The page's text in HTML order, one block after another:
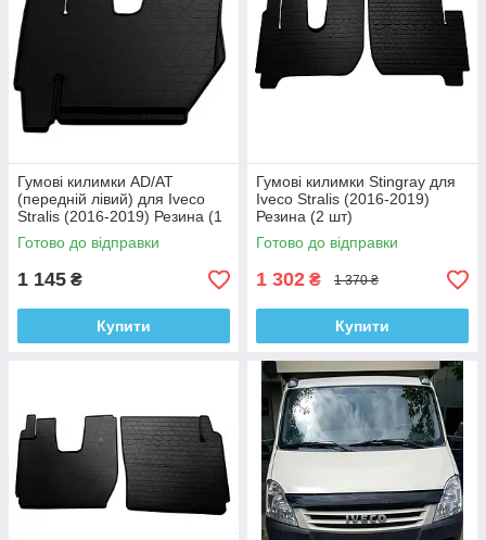
Гумові килимки AD/AT
(передній лівий) для Iveco
Stralis (2016-2019) Резина (1
шт)
Готово до відправки
1 145 ₴
Купити
Гумові килимки Stingray для
Iveco Stralis (2016-2019)
Резина (2 шт)
Готово до відправки
1 302 ₴ 1 370 ₴
Купити